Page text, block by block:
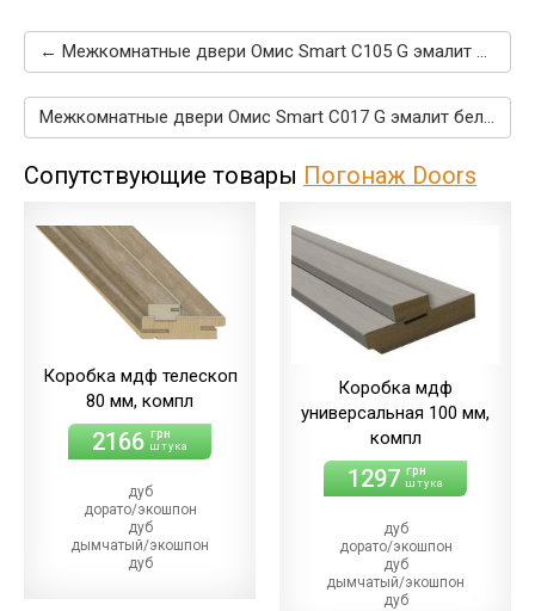
← Межкомнатные двери Омис Smart С105 G эмалит белый
Межкомнатные двери Омис Smart C017 G эмалит белый →
Сопутствующие товары Погонаж Doors
Коробка мдф телескоп
80 мм, компл
2166 грн
штука
дуб
дорато/экошпон
дуб
дымчатый/экошпон
дуб
Коробка мдф
универсальная 100 мм,
компл
1297 грн
штука
дуб
дорато/экошпон
дуб
дымчатый/экошпон
дуб